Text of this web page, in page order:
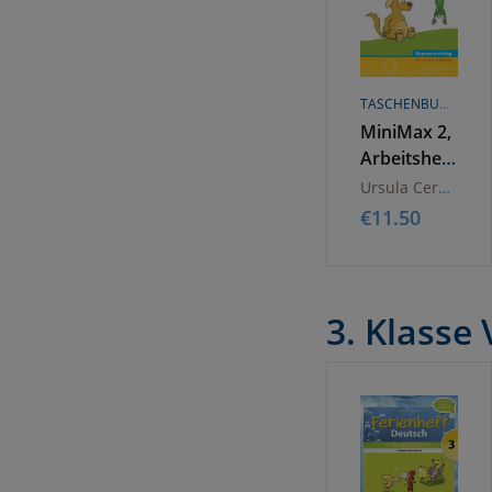
TASCHENBUCH
MiniMax 2,
Arbeitsheft
Mathematik
Ursula Cermak
€11.50
3. Klasse